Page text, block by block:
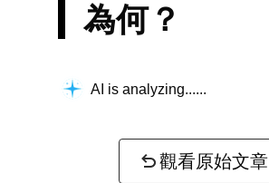
為何？
AI is analyzing...
觀看原始文章